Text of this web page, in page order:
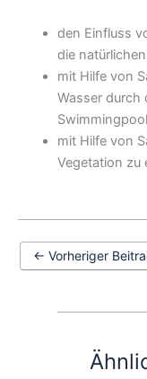
den Einfluss
die
mit Hilfe von
Wasser durch
mit Hilfe von
Vegetation zu
← Vorheriger